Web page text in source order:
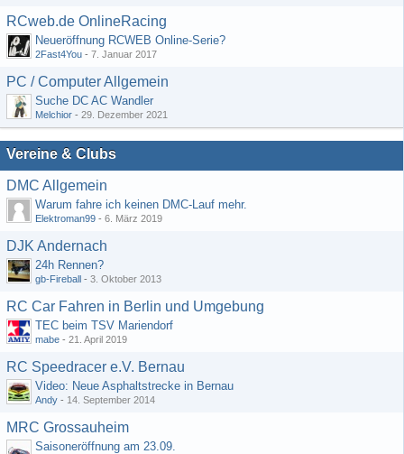
RCweb.de OnlineRacing
Neueröffnung RCWEB Online-Serie?
2Fast4You - 7. Januar 2017
PC / Computer Allgemein
Suche DC AC Wandler
Melchior - 29. Dezember 2021
Vereine & Clubs
DMC Allgemein
Warum fahre ich keinen DMC-Lauf mehr.
Elektroman99 - 6. März 2019
DJK Andernach
24h Rennen?
gb-Fireball - 3. Oktober 2013
RC Car Fahren in Berlin und Umgebung
TEC beim TSV Mariendorf
mabe - 21. April 2019
RC Speedracer e.V. Bernau
Video: Neue Asphaltstrecke in Bernau
Andy - 14. September 2014
MRC Grossauheim
Saisoneröffnung am 23.09.